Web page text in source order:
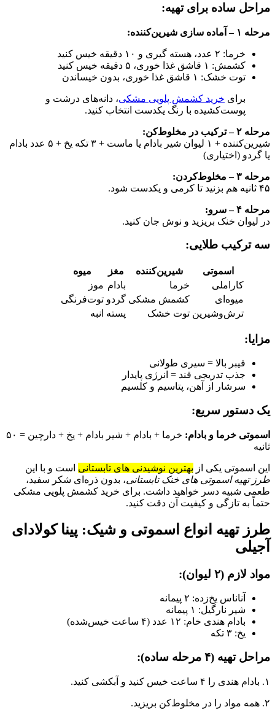
مراحل ساده برای تهیه:
مرحله ۱ – آماده‌ سازی شیرین‌کننده:
خرما: ۲ عدد، هسته‌ گیری و ۱۰ دقیقه خیس کنید
کشمش: ۱ قاشق غذا خوری، ۵ دقیقه خیس کنید
توت خشک: ۱ قاشق غذا خوری، بدون خیساندن
برای خرید کشمش پلویی مشکی، دانه‌های درشت و
پوست‌کشیده با رنگ یکدست انتخاب کنید.
مرحله ۲ – ترکیب در مخلوط‌کن:
شیرین‌کننده + ۱ لیوان شیر بادام یا ماست + ۳ تکه یخ + ۵ عدد بادام
یا گردو (اختیاری)
مرحله ۳ – مخلوط‌کردن:
۴۵ ثانیه هم بزنید تا کرمی و یکدست شود.
مرحله ۴ – سرو:
در لیوان خنک بریزید و نوش جان کنید.
سه ترکیب طلایی:
اسموتی شیرین‌کننده مغز
میوه
کاراملی
خرما بادام موز
میوه‌ای
کشمش مشکی گردو توت‌فرنگی
ترش‌وشیرین توت خشک پسته انبه
مزایا:
فیبر بالا = سیری طولانی
جذب تدریجی قند = انرژی پایدار
سرشار از آهن، پتاسیم و کلسیم
یک دستور سریع:
اسموتی خرما و بادام:
خرما + بادام + شیر بادام + یخ + دارچین = ۵۰
ثانیه
این اسموتی یکی از بهترین نوشیدنی‌ های تابستانی است و با این
طرز تهیه اسموتی‌ های خنک تابستانی، بدون ذره‌ای شکر سفید،
طعمی شبیه دسر خواهید داشت. برای خرید کشمش پلویی مشکی
حتماً به تازگی و کیفیت آن دقت کنید.
طرز تهیه انواع اسموتی و شیک: پینا کولادای
آجیلی
مواد لازم (۲ لیوان):
آناناس یخ‌زده: ۲ پیمانه
شیر نارگیل: ۱ پیمانه
بادام هندی خام: ۱۲ عدد (۴ ساعت خیس‌شده)
یخ: ۳ تکه
مراحل تهیه (۴ مرحله ساده):
۱. بادام هندی را ۴ ساعت خیس کنید و آبکشی کنید.
۲. همه مواد را در مخلوط‌کن بریزید.